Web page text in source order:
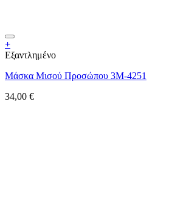
+
Εξαντλημένο
Μάσκα Μισού Προσώπου 3M-4251
34,00 €